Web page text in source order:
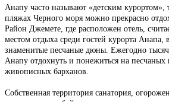
Анапу часто называют «детским курортом»,
пляжах Черного моря можно прекрасно
Район Джемете, где расположен отель,
местом отдыха среди гостей курорта Анапа,
знаменитые песчаные дюны. Ежегодно
Анапу отдохнуть и понежиться на
живописных барханов.
Собственная территория санатория,